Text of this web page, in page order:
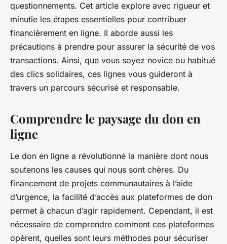
questionnements. Cet article explore avec rigueur et
minutie les étapes essentielles pour contribuer
financièrement en ligne. Il aborde aussi les
précautions à prendre pour assurer la sécurité de vos
transactions. Ainsi, que vous soyez novice ou habitué
des clics solidaires, ces lignes vous guideront à
travers un parcours sécurisé et responsable.
Comprendre le paysage du don en
ligne
Le don en ligne a révolutionné la manière dont nous
soutenons les causes qui nous sont chères. Du
financement de projets communautaires à l’aide
d’urgence, la facilité d’accès aux plateformes de don
permet à chacun d’agir rapidement. Cependant, il est
nécessaire de comprendre comment ces plateformes
opèrent, quelles sont leurs méthodes pour sécuriser